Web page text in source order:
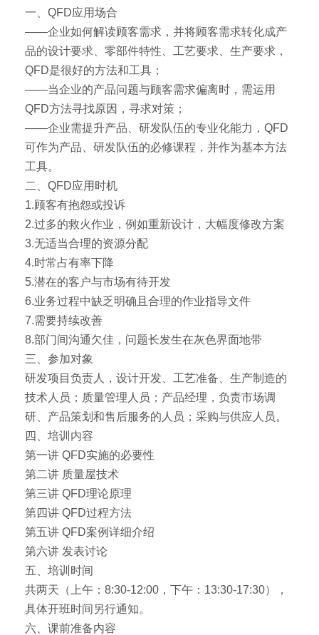
一、QFD应用场合
——企业如何解读顾客需求，并将顾客需求转化成产
品的设计要求、零部件特性、工艺要求、生产要求，
QFD是很好的方法和工具；
——当企业的产品问题与顾客需求偏离时，需运用
QFD方法寻找原因，寻求对策；
——企业需提升产品、研发队伍的专业化能力，QFD
可作为产品、研发队伍的必修课程，并作为基本方法
工具。
二、QFD应用时机
1.顾客有抱怨或投诉
2.过多的救火作业，例如重新设计，大幅度修改方案
3.无适当合理的资源分配
4.时常占有率下降
5.潜在的客户与市场有待开发
6.业务过程中缺乏明确且合理的作业指导文件
7.需要持续改善
8.部门间沟通欠佳，问题长发生在灰色界面地带
三、参加对象
研发项目负责人，设计开发、工艺准备、生产制造的
技术人员；质量管理人员；产品经理，负责市场调
研、产品策划和售后服务的人员；采购与供应人员。
四、培训内容
第一讲 QFD实施的必要性
第二讲 质量屋技术
第三讲 QFD理论原理
第四讲 QFD过程方法
第五讲 QFD案例详细介绍
第六讲 发表讨论
五、培训时间
共两天（上午：8:30-12:00，下午：13:30-17:30），
具体开班时间另行通知。
六、课前准备内容